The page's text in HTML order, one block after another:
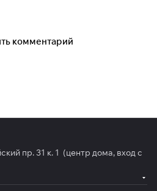
комментарий
пр. 31 к. 1 (центр дома, вход с